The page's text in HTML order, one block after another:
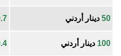
50 دينار أردني
100 دينار أردني